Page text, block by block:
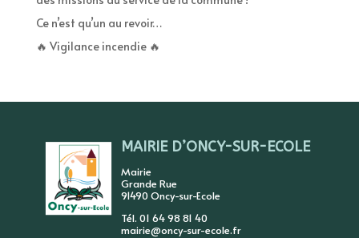
Ce n’est qu’un au revoir…
🔥 Vigilance incendie 🔥
MAIRIE D’ONCY-SUR-ECOLE
Mairie
Grande Rue
91490 Oncy-sur-Ecole
Tél. 01 64 98 81 40
mairie@oncy-sur-ecole.fr